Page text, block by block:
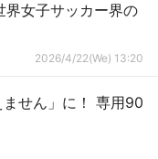
界女子サッカー界の
2026/4/22(We) 13:20
せん」に！ 専用90